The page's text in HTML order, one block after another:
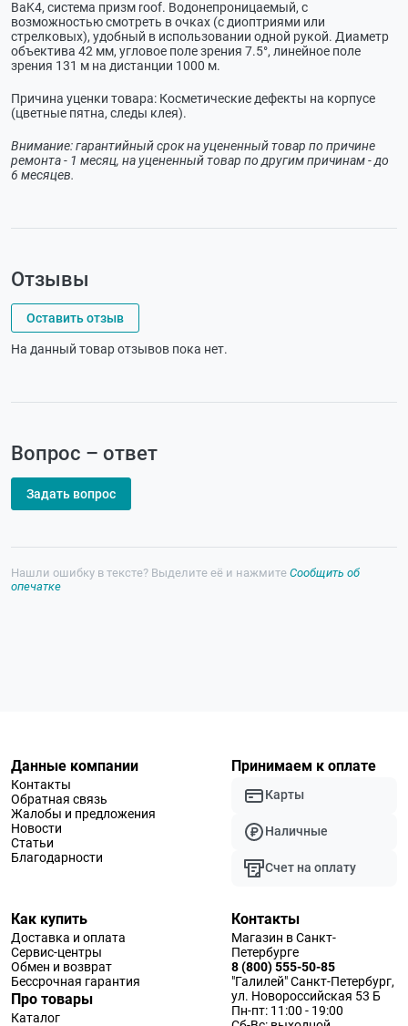
BaK4, система призм roof. Водонепроницаемый, с
возможностью смотреть в очках (с диоптриями или
стрелковых), удобный в использовании одной рукой. Диаметр
объектива 42 мм, угловое поле зрения 7.5°, линейное поле
зрения 131 м на дистанции 1000 м.
Причина уценки товара: Косметические дефекты на корпусе
(цветные пятна, следы клея).
Внимание: гарантийный срок на уцененный товар по причине
ремонта - 1 месяц, на уцененный товар по другим причинам - до
6 месяцев.
Отзывы
Оставить отзыв
На данный товар отзывов пока нет.
Вопрос – ответ
Задать вопрос
Нашли ошибку в тексте? Выделите её и нажмите Сообщить об
опечатке
Данные компании
Контакты
Обратная связь
Жалобы и предложения
Новости
Статьи
Благодарности
Принимаем к оплате
Карты
Наличные
Счет на оплату
Как купить
Доставка и оплата
Сервис-центры
Обмен и возврат
Бессрочная гарантия
Про товары
Каталог
Контакты
Магазин в Санкт-
Петербурге
8 (800) 555-50-85
"Галилей" Санкт-Петербург,
ул. Новороссийская 53 Б
Пн-пт: 11:00 - 19:00